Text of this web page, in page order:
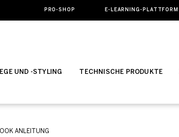
PRO-SHOP E-LEARNING-PLATTFORM
UND -STYLING TECHNISCHE PRODUKTE
ANLEITUNG